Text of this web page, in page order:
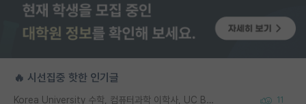
🔥 시선집중 핫한 인기글
Korea University 수학, 컴퓨터과학 이학사, UC Berkeley 산업공학 대학원 공학박사가 되는 것은 쉽지 않겠죠? 11